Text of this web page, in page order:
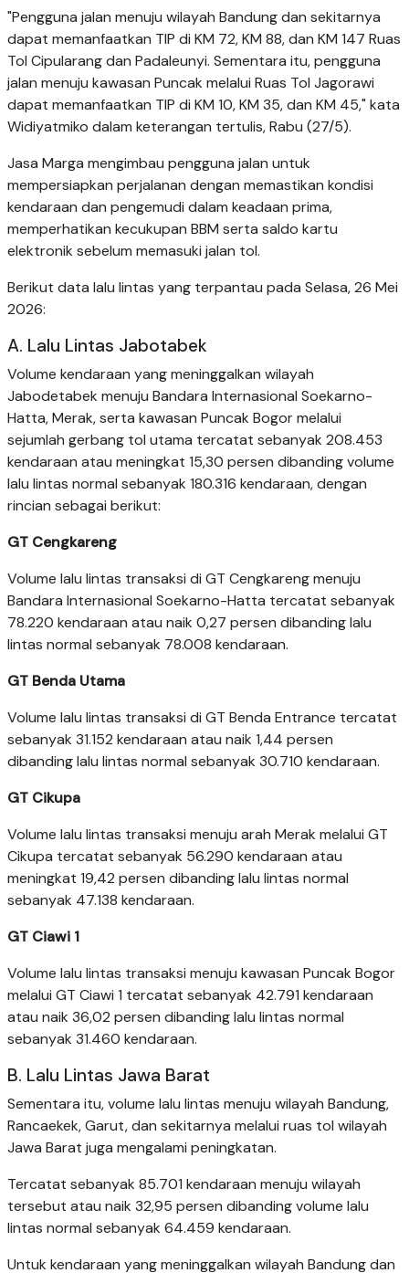
"Pengguna jalan menuju wilayah Bandung dan sekitarnya
dapat memanfaatkan TIP di KM 72, KM 88, dan KM 147 Ruas
Tol Cipularang dan Padaleunyi. Sementara itu, pengguna
jalan menuju kawasan Puncak melalui Ruas Tol Jagorawi
dapat memanfaatkan TIP di KM 10, KM 35, dan KM 45," kata
Widiyatmiko dalam keterangan tertulis, Rabu (27/5).
Jasa Marga mengimbau pengguna jalan untuk
mempersiapkan perjalanan dengan memastikan kondisi
kendaraan dan pengemudi dalam keadaan prima,
memperhatikan kecukupan BBM serta saldo kartu
elektronik sebelum memasuki jalan tol.
Berikut data lalu lintas yang terpantau pada Selasa, 26 Mei
2026:
A. Lalu Lintas Jabotabek
Volume kendaraan yang meninggalkan wilayah
Jabodetabek menuju Bandara Internasional Soekarno-
Hatta, Merak, serta kawasan Puncak Bogor melalui
sejumlah gerbang tol utama tercatat sebanyak 208.453
kendaraan atau meningkat 15,30 persen dibanding volume
lalu lintas normal sebanyak 180.316 kendaraan, dengan
rincian sebagai berikut:
GT Cengkareng
Volume lalu lintas transaksi di GT Cengkareng menuju
Bandara Internasional Soekarno-Hatta tercatat sebanyak
78.220 kendaraan atau naik 0,27 persen dibanding lalu
lintas normal sebanyak 78.008 kendaraan.
GT Benda Utama
Volume lalu lintas transaksi di GT Benda Entrance tercatat
sebanyak 31.152 kendaraan atau naik 1,44 persen
dibanding lalu lintas normal sebanyak 30.710 kendaraan.
GT Cikupa
Volume lalu lintas transaksi menuju arah Merak melalui GT
Cikupa tercatat sebanyak 56.290 kendaraan atau
meningkat 19,42 persen dibanding lalu lintas normal
sebanyak 47.138 kendaraan.
GT Ciawi 1
Volume lalu lintas transaksi menuju kawasan Puncak Bogor
melalui GT Ciawi 1 tercatat sebanyak 42.791 kendaraan
atau naik 36,02 persen dibanding lalu lintas normal
sebanyak 31.460 kendaraan.
B. Lalu Lintas Jawa Barat
Sementara itu, volume lalu lintas menuju wilayah Bandung,
Rancaekek, Garut, dan sekitarnya melalui ruas tol wilayah
Jawa Barat juga mengalami peningkatan.
Tercatat sebanyak 85.701 kendaraan menuju wilayah
tersebut atau naik 32,95 persen dibanding volume lalu
lintas normal sebanyak 64.459 kendaraan.
Untuk kendaraan yang meninggalkan wilayah Bandung dan